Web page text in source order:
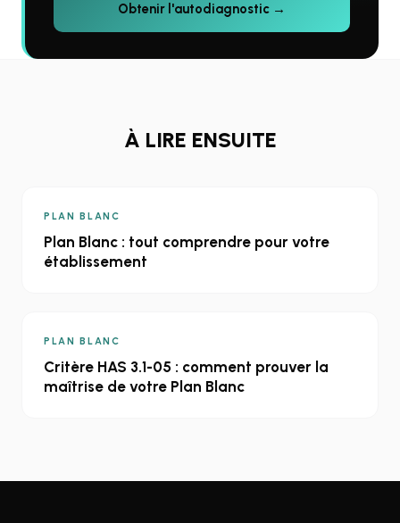
Obtenir l'autodiagnostic →
À LIRE ENSUITE
PLAN BLANC
Plan Blanc : tout comprendre pour votre
établissement
PLAN BLANC
Critère HAS 3.1-05 : comment prouver la
maîtrise de votre Plan Blanc